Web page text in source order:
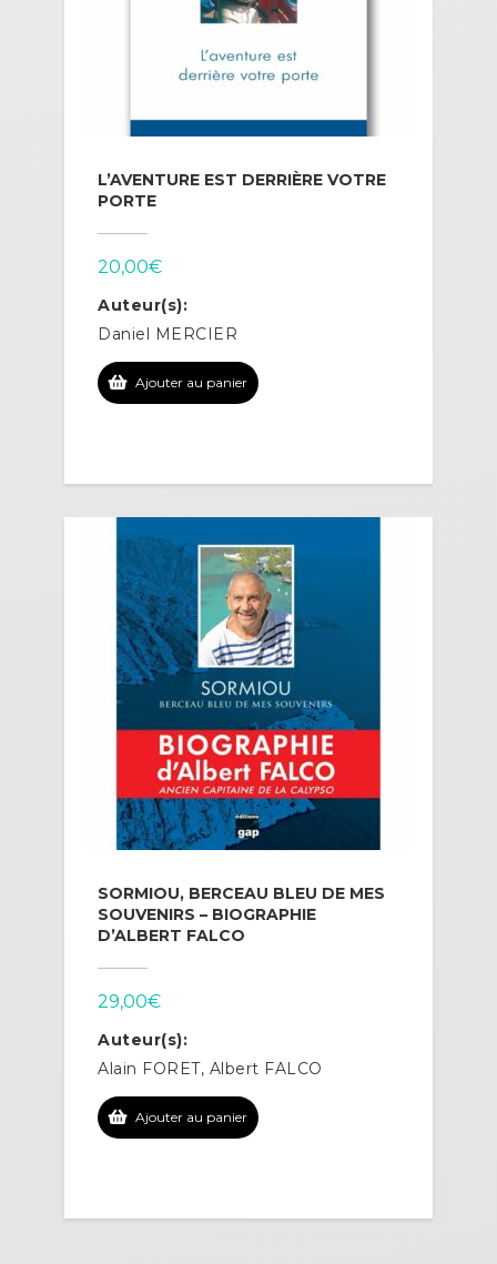
L’AVENTURE EST DERRIÈRE VOTRE
PORTE
20,00€
Auteur(s):
Daniel MERCIER
Ajouter au panier
SORMIOU, BERCEAU BLEU DE MES
SOUVENIRS – BIOGRAPHIE
D’ALBERT FALCO
29,00€
Auteur(s):
Alain FORET, Albert FALCO
Ajouter au panier